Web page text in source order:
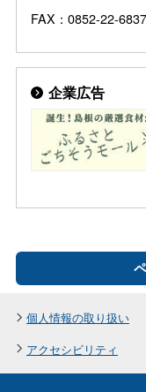
FAX：0852-22-
企業広告
個人情報の取り扱い
アクセシビリティ